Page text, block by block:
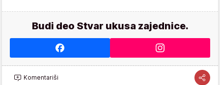
Budi deo Stvar ukusa zajednice.
Komentariši